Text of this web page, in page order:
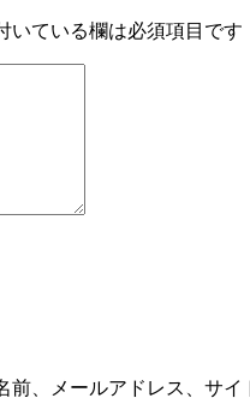
いている欄は必須項目です
、メールアドレス、サイ